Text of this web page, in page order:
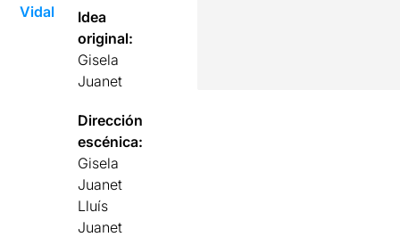
Vidal
Idea
original:
Gisela
Juanet
Dirección
escénica:
Gisela
Juanet
Lluís
Juanet